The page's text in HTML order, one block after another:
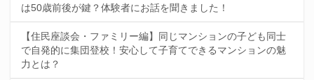
は50歳前後が鍵？体験者にお話を聞きました！
【住民座談会・ファミリー編】同じマンションの子ども同士
で自発的に集団登校！安心して子育てできるマンションの魅
力とは？